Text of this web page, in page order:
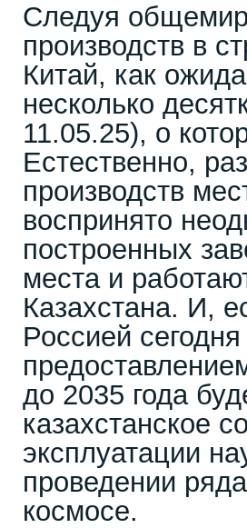
Следуя
производств в
Китай, как
несколько
11.05.25), о
Естественно,
производств
воспринято
построенных
места и
Казахстана. И,
Россией
до 2035 года
казахстанское
эксплуатации
проведении
космосе.